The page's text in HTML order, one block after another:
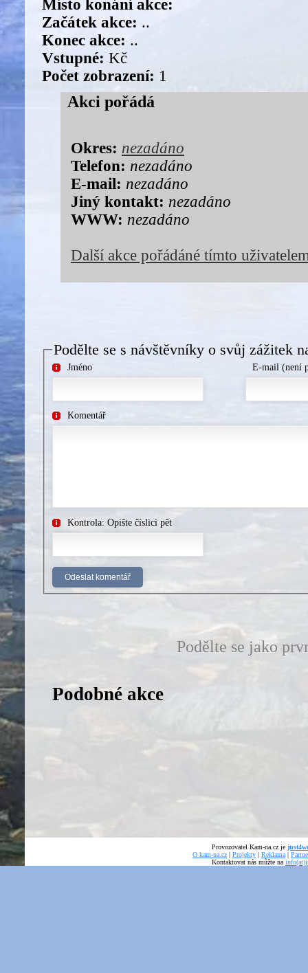
Místo konání akce:
Začátek akce: ..
Konec akce: ..
Vstupné: Kč
Počet zobrazení: 1
Akci pořádá
Okres: nezadáno
Telefon: nezadáno
E-mail: nezadáno
Jiný kontakt: nezadáno
WWW: nezadáno
Další akce pořádáné tímto
Podělte se s návštěvníky o svůj zážitek
Jméno E-mail (není
Komentář
Kontrola: Opište číslici pět
Podělte se jako
Podobné akce
Provozovatel Kam-na.cz je
O kam-na.cz | Projekty | Reklama |
Kontaktovat nás můžte na